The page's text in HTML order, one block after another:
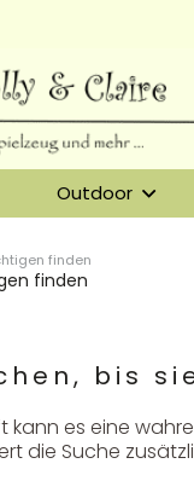
Outdoor
finden
finden
bis
es eine
die Suche